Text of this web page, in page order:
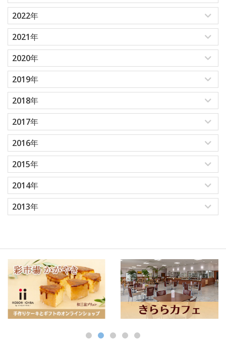
2022年
2021年
2020年
2019年
2018年
2017年
2016年
2015年
2014年
2013年